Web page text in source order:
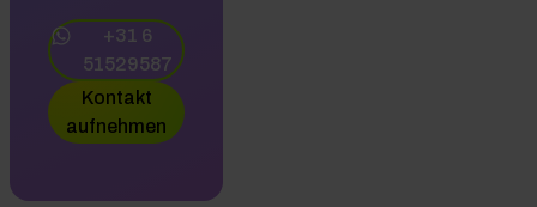
+31 6
51529587
Kontakt
aufnehmen